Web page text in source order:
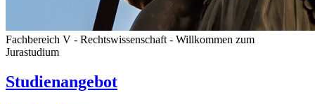
Fachbereich V - Rechtswissenschaft - Willkommen zum
Jurastudium
Studienangebot